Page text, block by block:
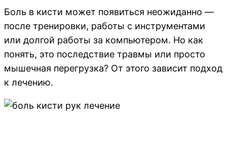
Боль в кисти может появиться неожиданно —
после тренировки, работы с инструментами
или долгой работы за компьютером. Но как
понять, это последствие травмы или просто
мышечная перегрузка? От этого зависит подход
к лечению.